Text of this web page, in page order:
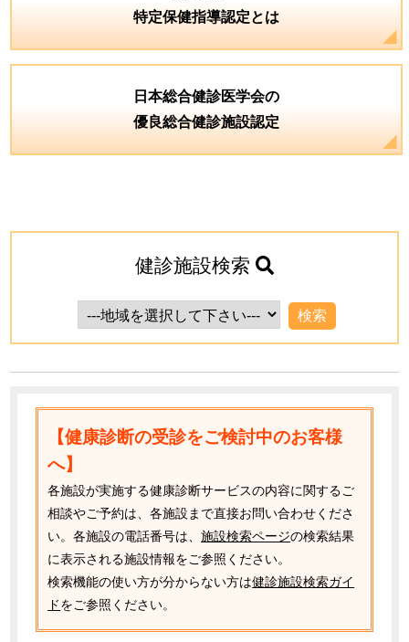
特定保健指導認定とは
日本総合健診医学会の
優良総合健診施設認定
健診施設検索
【健康診断の受診をご検討中のお客様
へ】
各施設が実施する健康診断サービスの内容に関するご
相談やご予約は、各施設まで直接お問い合わせくださ
い。各施設の電話番号は、施設検索ページの検索結果
に表示される施設情報をご参照ください。
検索機能の使い方が分からない方は健診施設検索ガイ
ドをご参照ください。